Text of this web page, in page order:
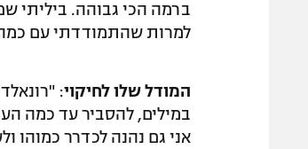
ברמה הכי גבוהה. ביליתי
למרות שהתמודדתי עם כמה
המודל שלו לחיקוי:
במילים, להסביר עד כמה
אני גם נהנה לכדרר כמוהו